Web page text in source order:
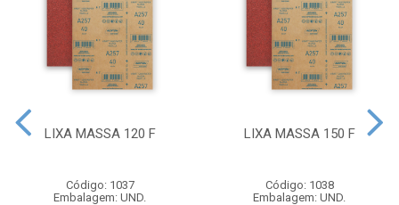
LIXA MASSA 120 F
Código: 1037
Embalagem: UND.
LIXA MASSA 150 F
Código: 1038
Embalagem: UND.